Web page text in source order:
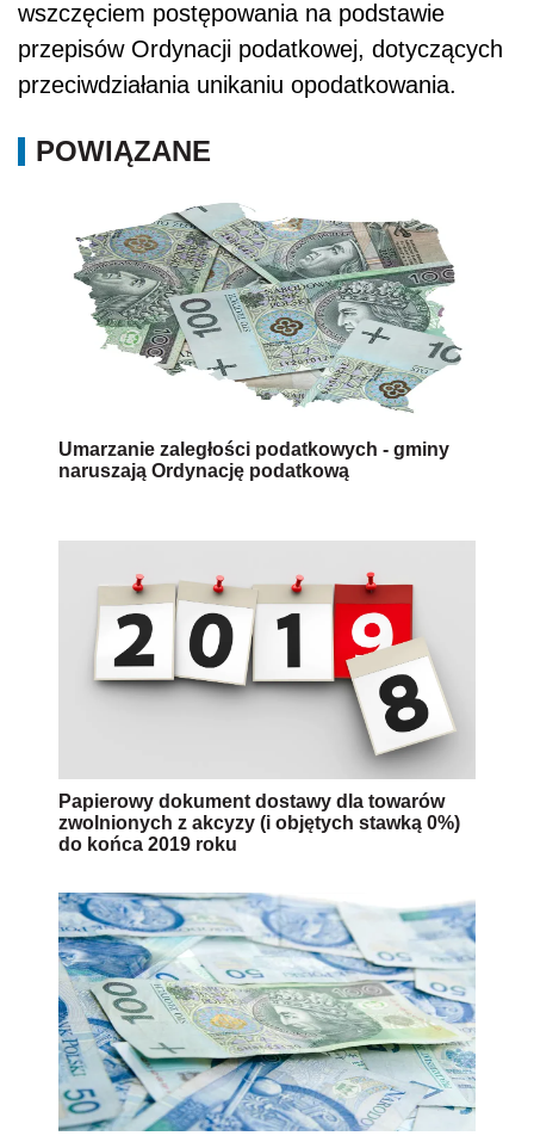
wszczęciem postępowania na podstawie
przepisów Ordynacji podatkowej, dotyczących
przeciwdziałania unikaniu opodatkowania.
POWIĄZANE
Umarzanie zaległości podatkowych - gminy
naruszają Ordynację podatkową
Papierowy dokument dostawy dla towarów
zwolnionych z akcyzy (i objętych stawką 0%)
do końca 2019 roku